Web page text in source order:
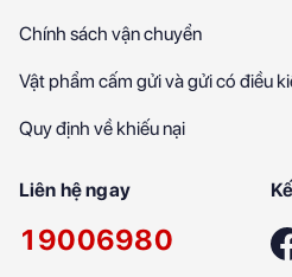
Chính sách vận chuyển
Vật phẩm cấm gửi và gửi có điều
Quy định về khiếu nại
Liên hệ ngay
19006980